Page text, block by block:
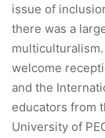
issue of
there was a
welcome
and the
educators from
University of